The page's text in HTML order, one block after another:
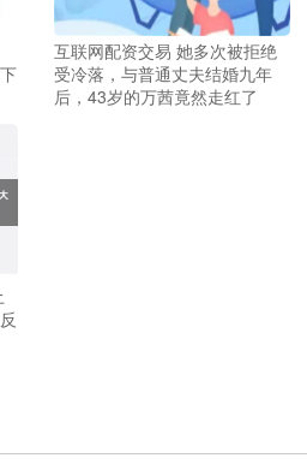
互联网配资交易 她多次被拒绝
受冷落，与普通丈夫结婚九年
后，43岁的万茜竟然走红了